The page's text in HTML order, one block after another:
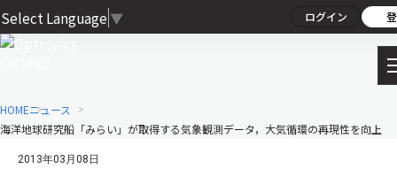
Select Language ▼ ログイン
HOMEニュース
海洋地球研究船「みらい」が取得する気象観測データ，大気循環の再現性を向上
2013年03月08日